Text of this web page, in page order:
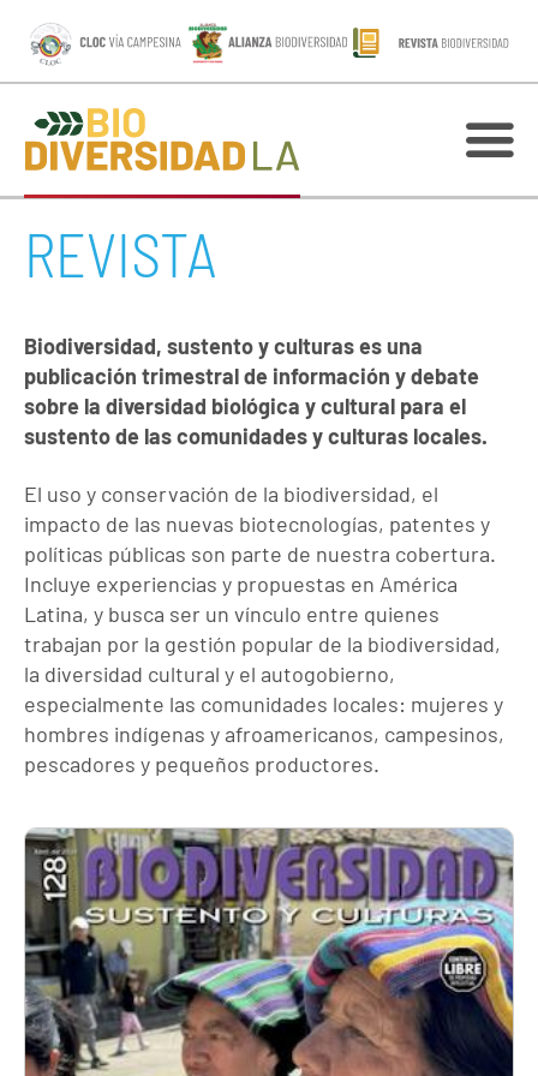
REVISTA
Biodiversidad, sustento y culturas es una
publicación trimestral de información y debate
sobre la diversidad biológica y cultural para el
sustento de las comunidades y culturas locales.
El uso y conservación de la biodiversidad, el
impacto de las nuevas biotecnologías, patentes y
políticas públicas son parte de nuestra cobertura.
Incluye experiencias y propuestas en América
Latina, y busca ser un vínculo entre quienes
trabajan por la gestión popular de la biodiversidad,
la diversidad cultural y el autogobierno,
especialmente las comunidades locales: mujeres y
hombres indígenas y afroamericanos, campesinos,
pescadores y pequeños productores.